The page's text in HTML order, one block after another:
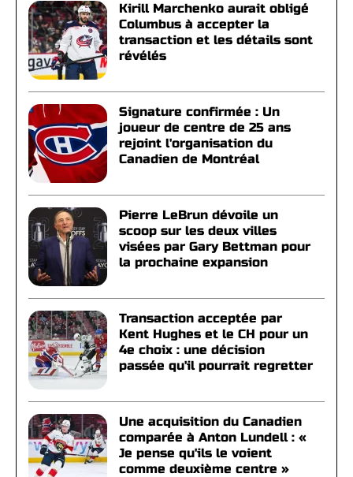
Kirill Marchenko aurait obligé
Columbus à accepter la
transaction et les détails sont
révélés
Signature confirmée : Un
joueur de centre de 25 ans
rejoint l'organisation du
Canadien de Montréal
Pierre LeBrun dévoile un
scoop sur les deux villes
visées par Gary Bettman pour
la prochaine expansion
Transaction acceptée par
Kent Hughes et le CH pour un
4e choix : une décision
passée qu'il pourrait regretter
Une acquisition du Canadien
comparée à Anton Lundell : «
Je pense qu'ils le voient
comme deuxième centre »